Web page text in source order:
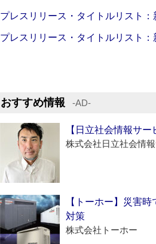
プレスリリース・タイトルリスト
プレスリリース・タイトルリスト
おすすめ情報 ‐AD‐
【日立社会情報サ
株式会社日立社会情
【トーホー】災害
対策
株式会社トーホー